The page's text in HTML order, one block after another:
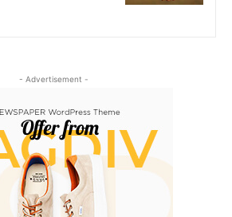
- Advertisement -